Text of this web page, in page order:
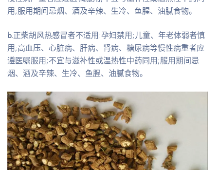
用;服用期间忌烟、酒及辛辣、生冷、鱼腥、油腻食物。
b.正柴胡风热感冒者不适用:孕妇禁用;儿童、年老体弱者慎
用;高血压、心脏病、肝病、肾病、糖尿病等慢性病重者应
遵医嘱服用;不宜与滋补性或温热性中药同用;服用期间忌
烟、酒及辛辣、生冷、鱼腥、油腻食物。